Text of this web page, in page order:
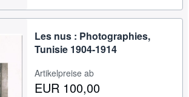
Les nus : Photographies,
Tunisie 1904-1914
Artikelpreise ab
EUR 100,00